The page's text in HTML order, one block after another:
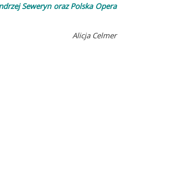
Seweryn oraz Polska Opera
Alicja Celmer